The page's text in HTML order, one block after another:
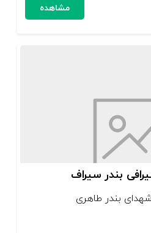
مشاهده
بندر سیراف
بندر طاهری